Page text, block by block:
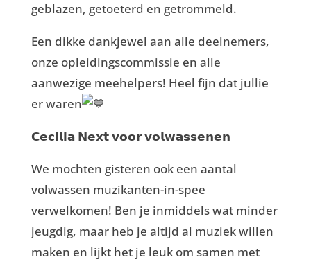
geblazen, getoeterd en getrommeld.
Een dikke dankjewel aan alle deelnemers,
onze opleidingscommissie en alle
aanwezige meehelpers! Heel fijn dat jullie
er waren
𝗖𝗲𝗰𝗶𝗹𝗶𝗮 𝗡𝗲𝘅𝘁 𝘃𝗼𝗼𝗿 𝘃𝗼𝗹𝘄𝗮𝘀𝘀𝗲𝗻𝗲𝗻
We mochten gisteren ook een aantal
volwassen muzikanten-in-spee
verwelkomen! Ben je inmiddels wat minder
jeugdig, maar heb je altijd al muziek willen
maken en lijkt het je leuk om samen met